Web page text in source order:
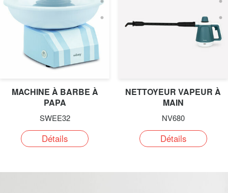
MACHINE À BARBE À
PAPA
SWEE32
Détails
NETTOYEUR VAPEUR À
MAIN
NV680
Détails